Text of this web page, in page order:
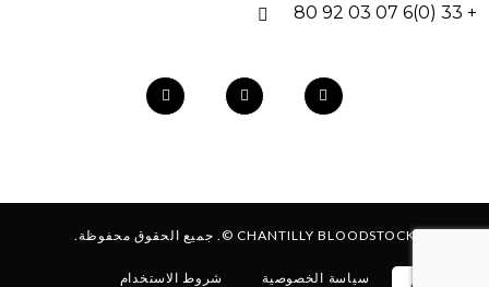
+ 33 (0)6 07 03 92 80
CHANTILLY BLOODSTOCK ©. جميع الحقوق محفوظة.
سياسة الخصوصية شروط الاستخدام